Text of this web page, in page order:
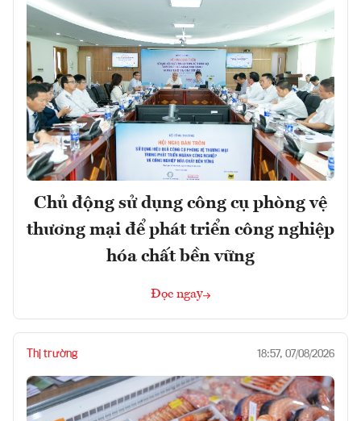
Chủ động sử dụng công cụ phòng vệ
thương mại để phát triển công nghiệp
hóa chất bền vững
Đọc ngay
Thị trường 18:57, 07/08/2026